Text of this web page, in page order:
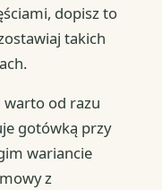
dopisz to
takich
warto od razu
gotówką przy
wariancie
z